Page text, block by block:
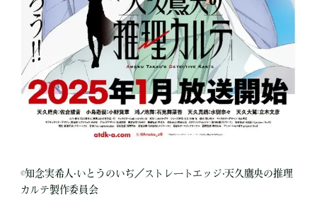
©知念実希人‧いとうのいぢ／ストレートエッジ‧天久鷹央の推理
カルテ製作委員会